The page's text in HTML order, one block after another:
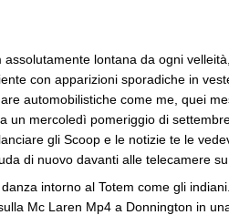
lontana da ogni
con apparizioni sporadiche in
automobilistiche come me, quei
un mercoledì pomeriggio di
gli Scoop e le notizie te le
di nuovo davanti alle telecamere
intorno al Totem come gli
Mc Laren Mp4 a Donnington in